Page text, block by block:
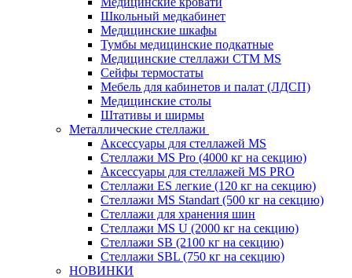
Школьный медкабинет
Медицинские шкафы
Тумбы медицинские подкатные
Медицинские стеллажи CTM MS
Сейфы термостаты
Мебель для кабинетов и палат (ЛДСП)
Медицинские столы
Штативы и ширмы
Металлические стеллажи
Аксессуары для стеллажей MS
Стеллажи MS Pro (4000 кг на секцию)
Аксессуары для стеллажей MS PRO
Стеллажи ES легкие (120 кг на секцию)
Стеллажи MS Standart (500 кг на секцию)
Стеллажи для хранения шин
Стеллажи MS U (2000 кг на секцию)
Стеллажи SB (2100 кг на секцию)
Стеллажи SBL (750 кг на секцию)
НОВИНКИ